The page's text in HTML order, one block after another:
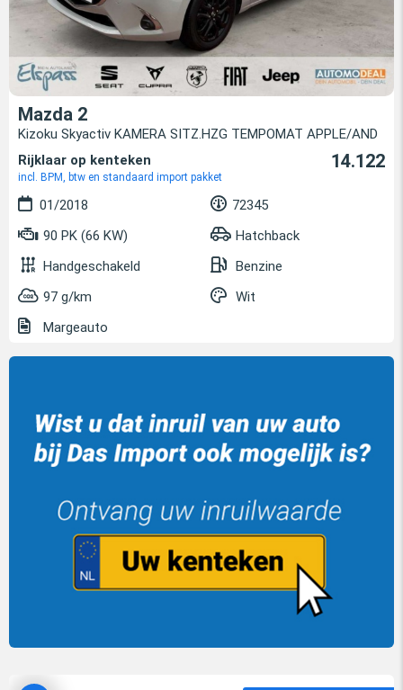
Mazda 2
Kizoku Skyactiv KAMERA SITZ.HZG TEMPOMAT APPLE/AND
Rijklaar op kenteken
incl. BPM, btw en standaard import pakket
14.122
01/2018
72345
90 PK (66 KW)
Hatchback
Handgeschakeld
Benzine
97 g/km
Wit
Margeauto